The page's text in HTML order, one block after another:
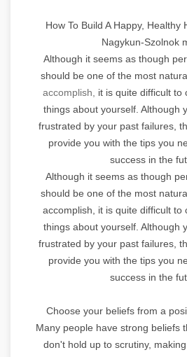
How To Build A Happy, Healthy
Nagykun-Szolnok
Although it seems as though
should be one of the most
accomplish,
it is quite difficult to
things about yourself. Although
frustrated by your past failures,
provide you with the tips you
success in the
Although it seems as though
should be one of the most
accomplish, it is quite difficult to
things about yourself. Although
frustrated by your past failures,
provide you with the tips you
success in the
Choose your beliefs from a
Many people have strong beliefs
don't hold up to scrutiny,